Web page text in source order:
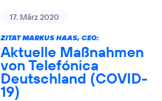
17. März 2020
ZITAT MARKUS HAAS, CEO:
Aktuelle Maßnahmen
von Telefónica
Deutschland (COVID-
19)